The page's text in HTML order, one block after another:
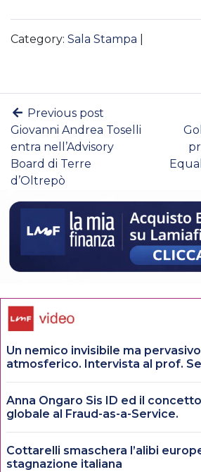
Category: Sala Stampa
Previous post
Giovanni Andrea Toselli
entra nell’Advisory
Board di Terre
d’Oltrepò
Un nemico invisibile ma
atmosferico. Intervista al prof.
Anna Ongaro Sis ID ed il
globale al Fraud-as-a-Service.
Cottarelli smaschera l’alibi
stagnazione italiana